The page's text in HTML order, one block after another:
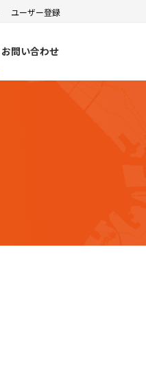
ユーザー登録
お問い合わせ